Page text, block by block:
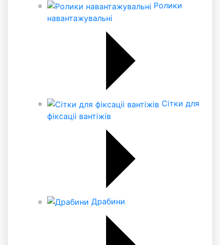
Ролики
навантажувальні
Сітки для
фіксаціі вантіжів
Драбини